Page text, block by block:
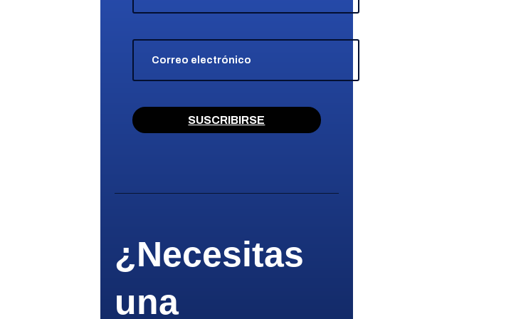
SUSCRIBIRSE
¿Necesitas
una